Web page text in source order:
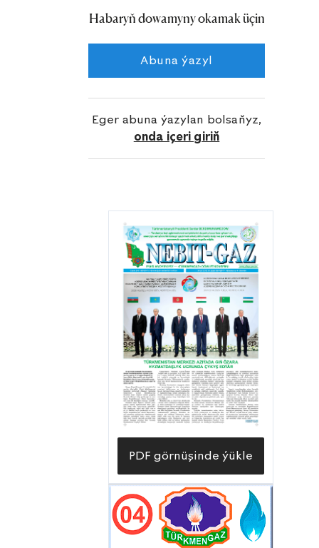
ol 1984-nji ýylyň awgust aýynda synag-
taýdan gazlylygy aşaky goteriwiň
gorizonty) ýüze çykaryldy.
Habaryň dowamyny okamak üçin
Abuna ýazyl
Eger abuna ýazylan bolsaňyz,
onda içeri giriň
PDF görnüşinde ýükle